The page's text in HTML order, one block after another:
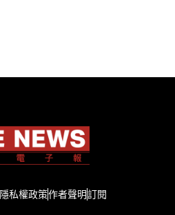
隱私權政策作者聲明訂閱